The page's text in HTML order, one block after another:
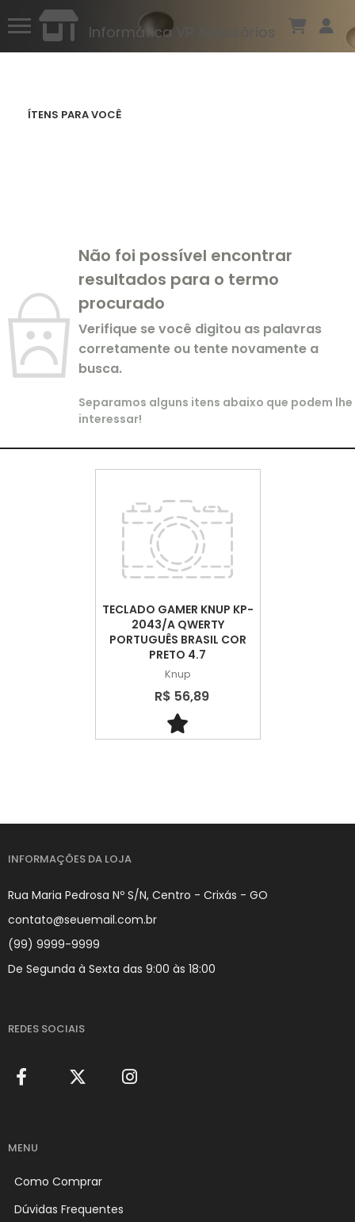
Informática VP Acessórios
ÍTENS PARA VOCÊ
Não foi possível encontrar
resultados para o termo
procurado
Verifique se você digitou as palavras
corretamente ou tente novamente a
busca.
Separamos alguns itens abaixo que podem lhe
interessar!
TECLADO GAMER KNUP KP-
2043/A QWERTY
PORTUGUÊS BRASIL COR
PRETO 4.7
Knup
R$ 56,89
INFORMAÇÕES DA LOJA
Rua Maria Pedrosa Nº S/N, Centro - Crixás - GO
contato@seuemail.com.br
(99) 9999-9999
De Segunda à Sexta das 9:00 às 18:00
REDES SOCIAIS
MENU
Como Comprar
Dúvidas Frequentes